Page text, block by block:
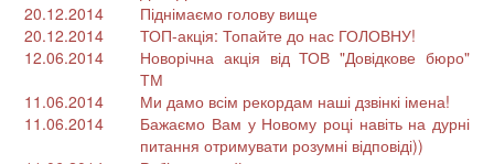
20.12.2014
Піднімаємо голову вище
20.12.2014
ТОП-акція: Топайте до нас ГОЛОВНУ!
12.06.2014
Новорічна акція від ТОВ "Довідкове бюро"
ТМ
11.06.2014
Ми дамо всім рекордам наші дзвінкі імена!
11.06.2014
Бажаємо Вам у Новому році навіть на дурні
питання отримувати розумні відповіді))